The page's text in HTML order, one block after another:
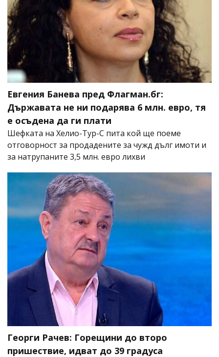
Евгения Банева пред Флагман.бг:
Държавата не ни подарява 6 млн. евро, тя
е осъдена да ги плати
Шефката на Хелио-Тур-С пита кой ще поеме
отговорност за продадените за чужд дълг имоти и
за натрупаните 3,5 млн. евро лихви
Георги Рачев: Горещини до второ
пришествие, идват до 39 градуса